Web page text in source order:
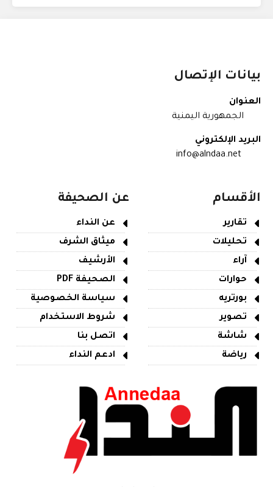
بيانات الإتصال
العنوان
الجمهورية اليمنية
البريد الإلكتروني
info@alndaa.net
الأقسام
تقارير
تحليلات
آراء
حوارات
بورتريه
تصوير
شاشة
رياضة
عن الصحيفة
عن النداء
ميثاق الشرف
الأرشيف
الصحيفة PDF
سياسة الخصوصية
شروط الاستخدام
اتصل بنا
ادعم النداء